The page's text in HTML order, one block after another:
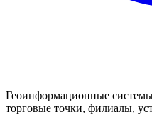
Геоинформационные
торговые точки, филиалы,